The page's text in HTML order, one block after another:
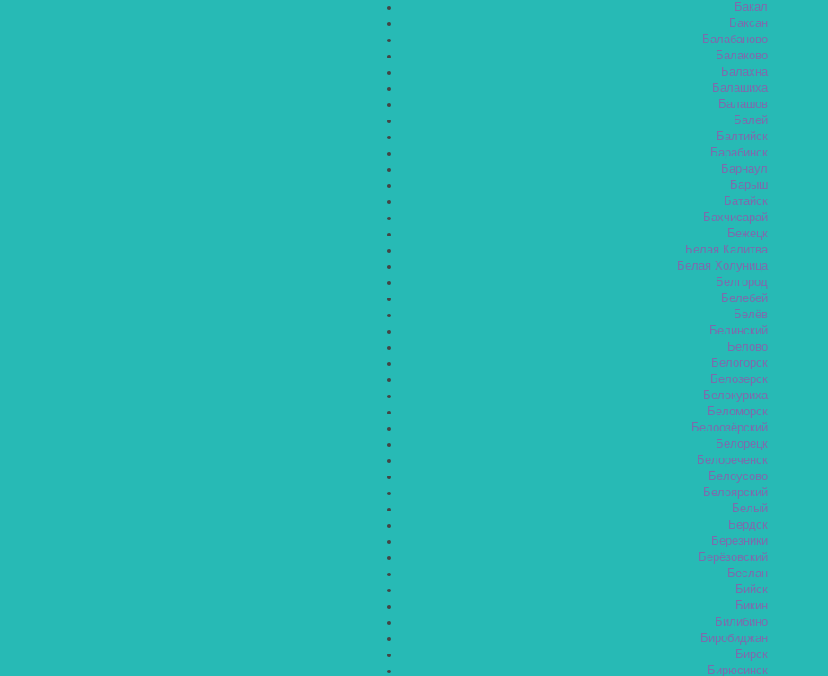
Бакал
Баксан
Балабаново
Балаково
Балахна
Балашиха
Балашов
Балей
Балтийск
Барабинск
Барнаул
Барыш
Батайск
Бахчисарай
Бежецк
Белая Калитва
Белая Холуница
Белгород
Белебей
Белёв
Белинский
Белово
Белогорск
Белозерск
Белокуриха
Беломорск
Белоозёрский
Белорецк
Белореченск
Белоусово
Белоярский
Белый
Бердск
Березники
Берёзовский
Беслан
Бийск
Бикин
Билибино
Биробиджан
Бирск
Бирюсинск